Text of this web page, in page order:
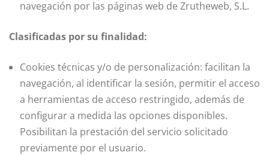
navegación por las páginas web de Zrutheweb, S.L.
Clasificadas por su finalidad:
Cookies técnicas y/o de personalización: facilitan la
navegación, al identificar la sesión, permitir el acceso
a herramientas de acceso restringido, además de
configurar a medida las opciones disponibles.
Posibilitan la prestación del servicio solicitado
previamente por el usuario.